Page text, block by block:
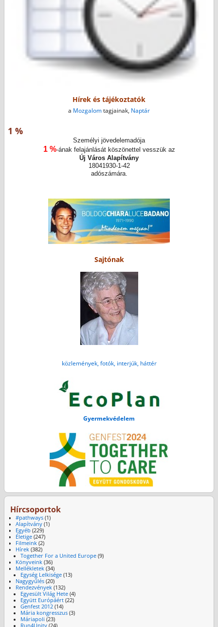
Hírek és tájékoztatók
a Mozgalomtagjainak, Naptár
1 %
Személyi jövedelemadója
1 %-ának felajánlását köszönettel vesszük az
Új Város Alapítvány
18041930-1-42
adószámára.
Sajtónak
közlemények, fotók, interjúk, háttér
Gyermekvédelem
Hírcsoportok
#pathways(1)
Alapítvány(1)
Egyéb (229)
Életige(247)
Filmeink(2)
Hírek(382)
Together For a United Europe (9)
Könyveink(36)
Mellékletek(34)
Egység Lelkisége (13)
Nagygyűlés(20)
Rendezvények(132)
Egyesült Világ Hete (4)
Együtt Európáért (22)
Genfest 2012 (14)
Mária kongresszus (3)
Máriapoli (23)